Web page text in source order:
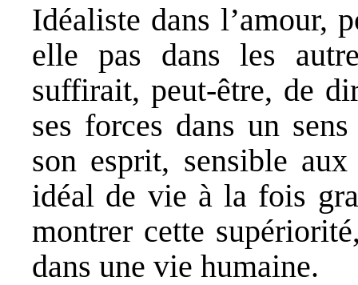
Idéaliste dans l’amour,
elle pas dans les
suffirait, peut-être, de
ses forces dans un
son esprit, sensible
idéal de vie à la fois
montrer cette
dans une vie humaine.